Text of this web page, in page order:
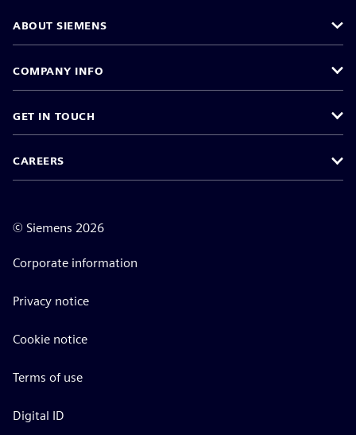
ABOUT SIEMENS
COMPANY INFO
GET IN TOUCH
CAREERS
© Siemens 2026
Corporate information
Privacy notice
Cookie notice
Terms of use
Digital ID